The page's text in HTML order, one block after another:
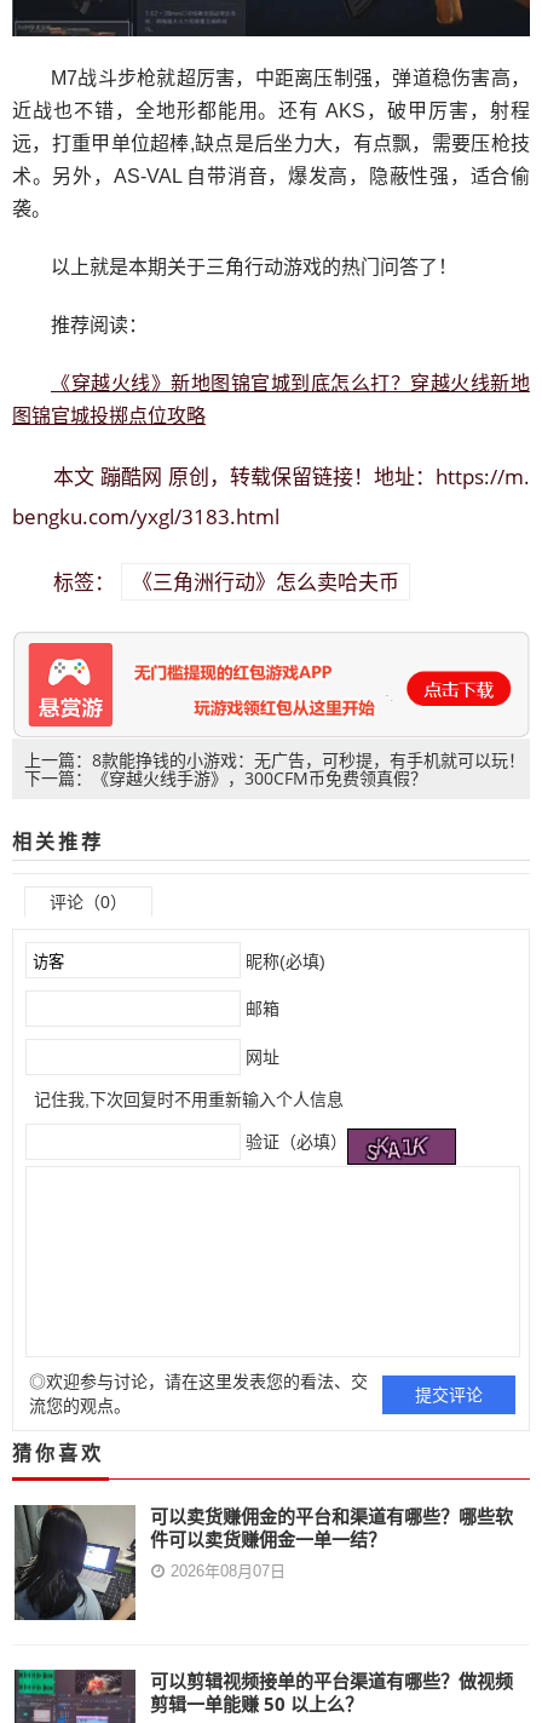
M7战斗步枪就超厉害，中距离压制强，弹道稳伤害高，
近战也不错，全地形都能用。还有 AKS，破甲厉害，射程
远，打重甲单位超棒,缺点是后坐力大，有点飘，需要压枪技
术。另外，AS-VAL 自带消音，爆发高，隐蔽性强，适合偷
袭。
以上就是本期关于三角行动游戏的热门问答了！
推荐阅读：
《穿越火线》新地图锦官城到底怎么打？穿越火线新地
图锦官城投掷点位攻略
本文 蹦酷网 原创，转载保留链接！地址： https://m.
bengku.com/yxgl/3183.html
标签： 《三角洲行动》怎么卖哈夫币
上一篇：8款能挣钱的小游戏：无广告，可秒提，有手机就可以玩！
下一篇：《穿越火线手游》，300CFM币免费领真假？
相关推荐
评论（0）
昵称(必填)
邮箱
网址
记住我,下次回复时不用重新输入个人信息
验证（必填）
◎欢迎参与讨论，请在这里发表您的看法、交
流您的观点。
猜你喜欢
可以卖货赚佣金的平台和渠道有哪些？哪些软
件可以卖货赚佣金一单一结？
2026年08月07日
可以剪辑视频接单的平台渠道有哪些？做视频
剪辑一单能赚 50 以上么？